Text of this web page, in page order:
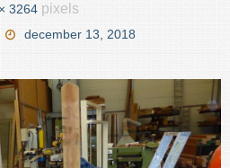
3264 pixels
december 13, 2018